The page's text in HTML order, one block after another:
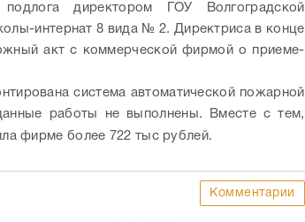
директором ГОУ Волгоградской
интернат 8 вида № 2. Директриса в конце
акт с коммерческой фирмой о приеме-
система автоматической пожарной
работы не выполнены. Вместе с тем,
фирме более 722 тыс рублей.
Комментарии